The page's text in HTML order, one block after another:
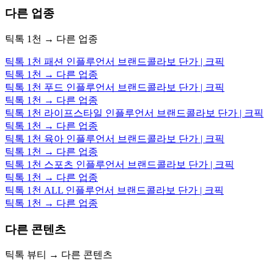
다른 업종
틱톡 1천 → 다른 업종
틱톡 1천 패션 인플루언서 브랜드콜라보 단가 | 크픽
틱톡 1천 → 다른 업종
틱톡 1천 푸드 인플루언서 브랜드콜라보 단가 | 크픽
틱톡 1천 → 다른 업종
틱톡 1천 라이프스타일 인플루언서 브랜드콜라보 단가 | 크픽
틱톡 1천 → 다른 업종
틱톡 1천 육아 인플루언서 브랜드콜라보 단가 | 크픽
틱톡 1천 → 다른 업종
틱톡 1천 스포츠 인플루언서 브랜드콜라보 단가 | 크픽
틱톡 1천 → 다른 업종
틱톡 1천 ALL 인플루언서 브랜드콜라보 단가 | 크픽
틱톡 1천 → 다른 업종
다른 콘텐츠
틱톡 뷰티 → 다른 콘텐츠